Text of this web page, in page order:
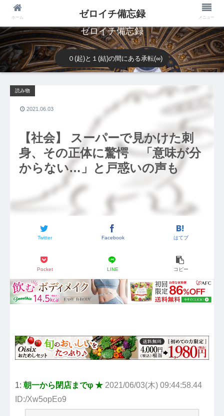
ゼロイチ備忘録
０(起)と１(結)の間にある承転(∞)
【社会】 スーパーで見かけた刺
身、その正体に驚愕 「意味が分
からない…」と戸惑いの声も
読み物
Twitter Facebook はてブ
Pocket LINE コピー
2021.06.03
1: 朝一から閉店までφ ★ 2021/06/03(木) 09:44:58.44
ID:/Xw5opEo9
ホーム ゼロイチ備忘録 メニュー